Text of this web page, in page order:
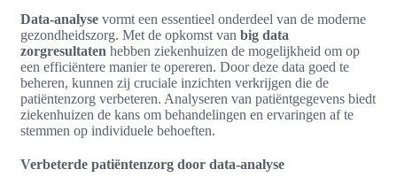
Data-analyse vormt een essentieel onderdeel van de moderne
gezondheidszorg. Met de opkomst van big data
zorgresultaten hebben ziekenhuizen de mogelijkheid om op
een efficiëntere manier te opereren. Door deze data goed te
beheren, kunnen zij cruciale inzichten verkrijgen die de
patiëntenzorg verbeteren. Analyseren van patiëntgegevens biedt
ziekenhuizen de kans om behandelingen en ervaringen af te
stemmen op individuele behoeften.
Verbeterde patiëntenzorg door data-analyse